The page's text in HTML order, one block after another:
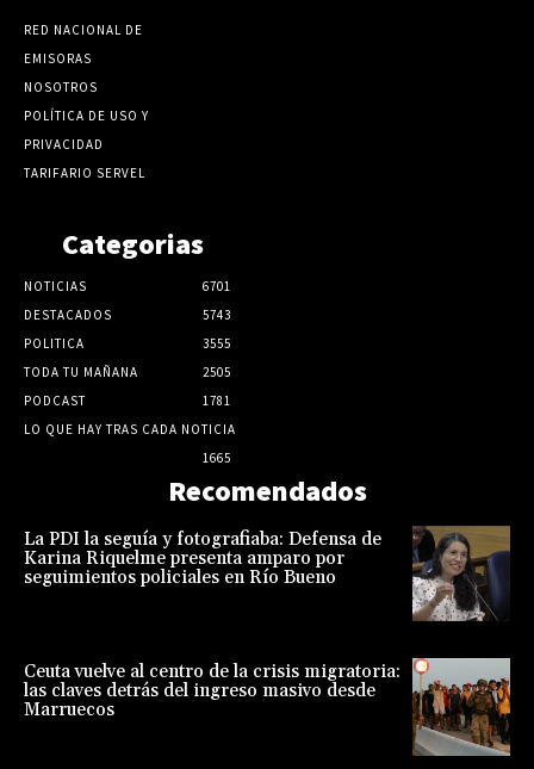
RED NACIONAL DE
EMISORAS
NOSOTROS
POLÍTICA DE USO Y
PRIVACIDAD
TARIFARIO SERVEL
Categorias
NOTICIAS
6701
DESTACADOS
5743
POLITICA
3555
TODA TU MAÑANA
2505
PODCAST
1781
LO QUE HAY TRAS CADA NOTICIA
1665
Recomendados
La PDI la seguía y fotografiaba: Defensa de
Karina Riquelme presenta amparo por
seguimientos policiales en Río Bueno
Ceuta vuelve al centro de la crisis migratoria:
las claves detrás del ingreso masivo desde
Marruecos